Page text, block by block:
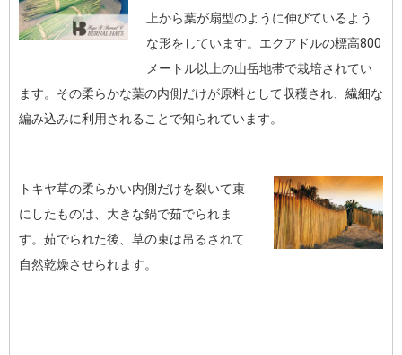
上から葉が扇型のように伸びているよう
な形をしています。エクアドルの標高800
メートル以上の山岳地帯で栽培されてい
ます。その柔らかな葉の内側だけが原料として収穫され、繊細な
編み込みに利用されることで知られています。
トキヤ草の柔らかい内側だけを裂いて束
にしたものは、大きな鍋で茹でられま
す。茹でられた後、草の束は吊るされて
自然乾燥させられます。